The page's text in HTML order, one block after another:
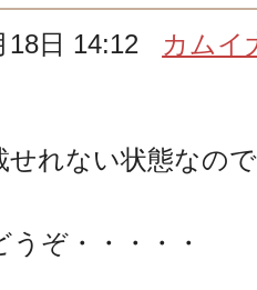
18日 14:12 カムイ
せれない状態なので
ぞ・・・・・